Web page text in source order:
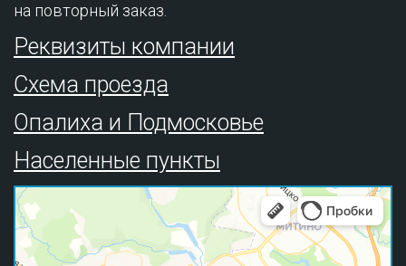
на повторный заказ.
Реквизиты компании
Схема проезда
Опалиха и Подмосковье
Населенные пункты